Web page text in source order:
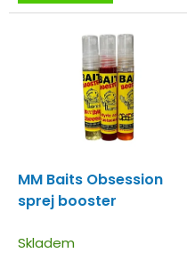
MM Baits Obsession
sprej booster
Skladem